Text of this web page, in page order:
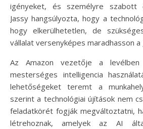
igényeket, és személyre szabott
Jassy hangsúlyozta, hogy a
hogy elkerülhetetlen, de
vállalat versenyképes maradhasson a
Az Amazon vezetője a
mesterséges intelligencia
lehetőségeket teremt a
szerint a technológiai újítások nem
feladatkörét fogják megváltoztatni,
létrehoznak, amelyek az AI